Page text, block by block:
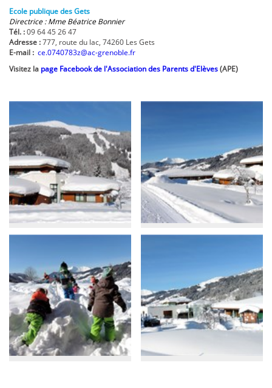
Ecole publique des Gets
Directrice : Mme Béatrice Bonnier
Tél. :09 64 45 26 47
Adresse :777, route du lac, 74260 Les Gets
E-mail : ce.0740783z@ac-grenoble.fr
Visitez la page Facebook de l'Association des Parents d'Elèves(APE)